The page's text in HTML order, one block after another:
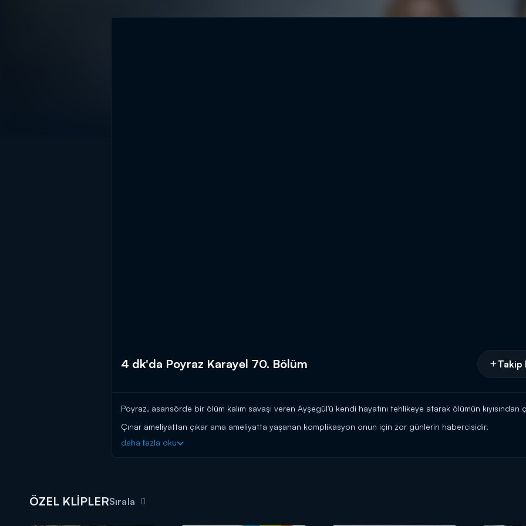
4 dk'da Poyraz Karayel 70. Bölüm Takip
Poyraz, asansörde bir ölüm kalım savaşı veren Ayşegül'ü kendi hayatını tehlikeye atarak ölümün kıyısından
Çınar ameliyattan çıkar ama ameliyatta yaşanan komplikasyon onun için zor günlerin habercisidir.
Poyraz, Ayşegül’ün ölüm emrini veren Yavuz’a yaptıklarını ödetmek için harekete geçer. Fakat Yavuz
daha fazla oku
ÖZEL KLİPLERSırala